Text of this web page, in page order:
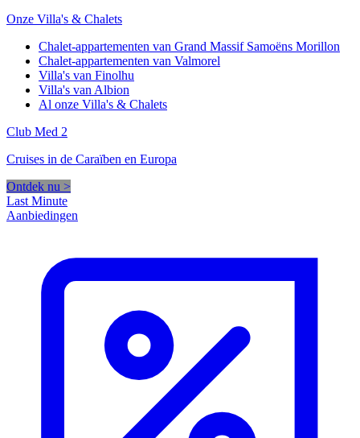
Onze Villa's & Chalets
Chalet-appartementen van Grand Massif Samoëns Morillon
Chalet-appartementen van Valmorel
Villa's van Finolhu
Villa's van Albion
Al onze Villa's & Chalets
Club Med 2
Cruises in de Caraïben en Europa
Ontdek nu >
Last Minute
Aanbiedingen